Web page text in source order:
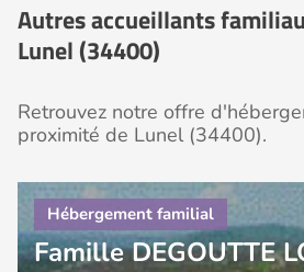
Autres accueillants
Lunel (34400)
Retrouvez notre offre
proximité de Lunel (34400).
Famille DEGOUTTE